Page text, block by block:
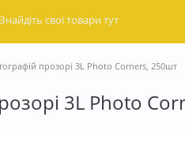
прозорі 3L Photo Corners, 250шт
3L Photo